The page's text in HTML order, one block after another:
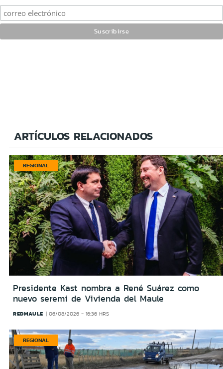
ARTÍCULOS RELACIONADOS
REGIONAL
Presidente Kast nombra a René Suárez como
nuevo seremi de Vivienda del Maule
REDMAULE 06/08/2026 - 16:36 HRS
REGIONAL